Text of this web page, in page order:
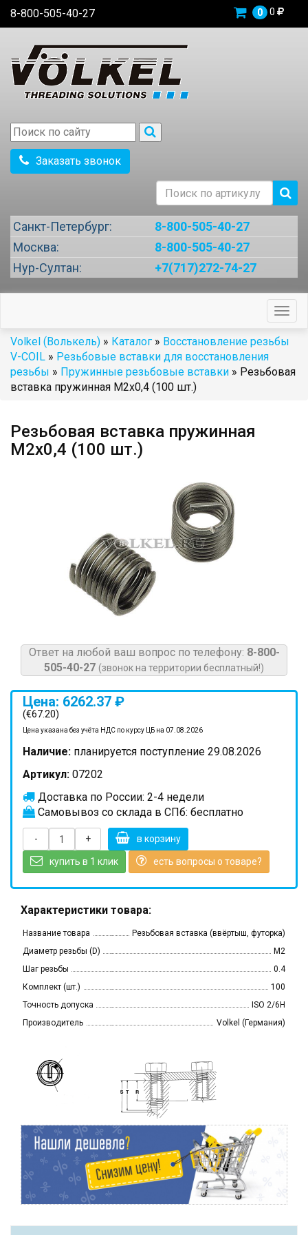
8-800-505-40-27 0 0
Заказать звонок
Санкт-Петербург:
8-800-505-40-27
Москва:
8-800-505-40-27
Нур-Султан:
+7(717)272-74-27
Volkel (Волькель) » Каталог » Восстановление резьбы
V-COIL » Резьбовые вставки для восстановления
резьбы » Пружинные резьбовые вставки » Резьбовая
вставка пружинная M2x0,4 (100 шт.)
Резьбовая вставка пружинная
M2x0,4 (100 шт.)
Ответ на любой ваш вопрос по телефону: 8-800-
505-40-27 (звонок на территории бесплатный!)
Цена: 6262.37 ₽
(€67.20)
Цена указана без учёта НДС по курсу ЦБ на 07.08.2026
Наличие: планируется поступление 29.08.2026
Артикул: 07202
Доставка по России: 2-4 недели
Самовывоз со склада в СПб: бесплатно
- + в корзину
купить в 1 клик есть вопросы о товаре?
Характеристики товара:
Название товара
Резьбовая вставка (ввёртыш, футорка)
Диаметр резьбы (D)
M2
Шаг резьбы
0.4
Комплект (шт.)
100
Точность допуска
ISO 2/6H
Производитель
Volkel (Германия)